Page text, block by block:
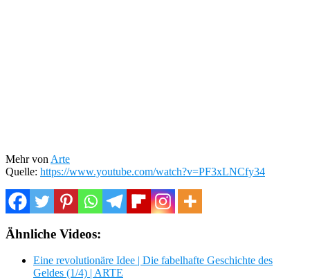
Mehr von Arte
Quelle: https://www.youtube.com/watch?v=PF3xLNCfy34
Ähnliche Videos:
Eine revolutionäre Idee | Die fabelhafte Geschichte des
Geldes (1/4) | ARTE